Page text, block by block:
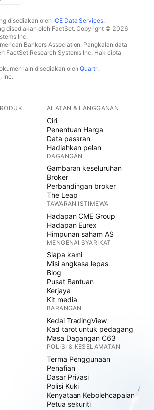
disediakan oleh ICE Data Services.
disediakan oleh FactSet. Copyright © 2026
Inc.
Bankers Association. Pangkalan data
FactSet Research Systems Inc. Hak cipta
lain disediakan oleh Quartr.
Inc.
ALATAN & LANGGANAN
Ciri
Penentuan Harga
Data pasaran
Hadiahkan pelan
DAGANGAN
Gambaran keseluruhan
Broker
Perbandingan broker
The Leap
TAWARAN ISTIMEWA
Hadapan CME Group
Hadapan Eurex
Himpunan saham AS
MENGENAI SYARIKAT
Siapa kami
Misi angkasa lepas
Blog
Pusat Bantuan
Kerjaya
Kit media
BARANGAN
Kedai TradingView
Kad tarot untuk pedagang
Masa Dagangan C63
POLISI & KESELAMATAN
Terma Penggunaan
Penafian
Dasar Privasi
Polisi Kuki
Kenyataan Kebolehcapaian
Petua sekuriti